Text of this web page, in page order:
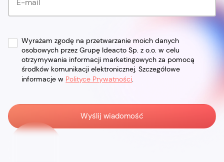
Wyrażam zgodę na przetwarzanie moich danych
osobowych przez Grupę Ideacto Sp. z o.o. w celu
otrzymywania informacji marketingowych za pomocą
środków komunikacji elektronicznej. Szczegółowe
informacje w Polityce Prywatności.